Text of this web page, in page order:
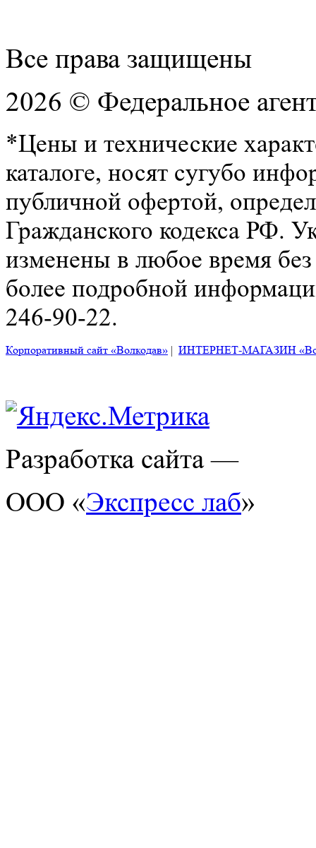
Все права защищены
2026 © Федеральное
*Цены и технические
каталоге, носят сугубо
публичной офертой,
Гражданского кодекса РФ.
изменены в любое время
более подробной
246-90-22.
Корпоративный сайт «Волкодав» | ИНТЕРНЕТ-МАГАЗИН
Разработка сайта —
ООО «Экспресс лаб»